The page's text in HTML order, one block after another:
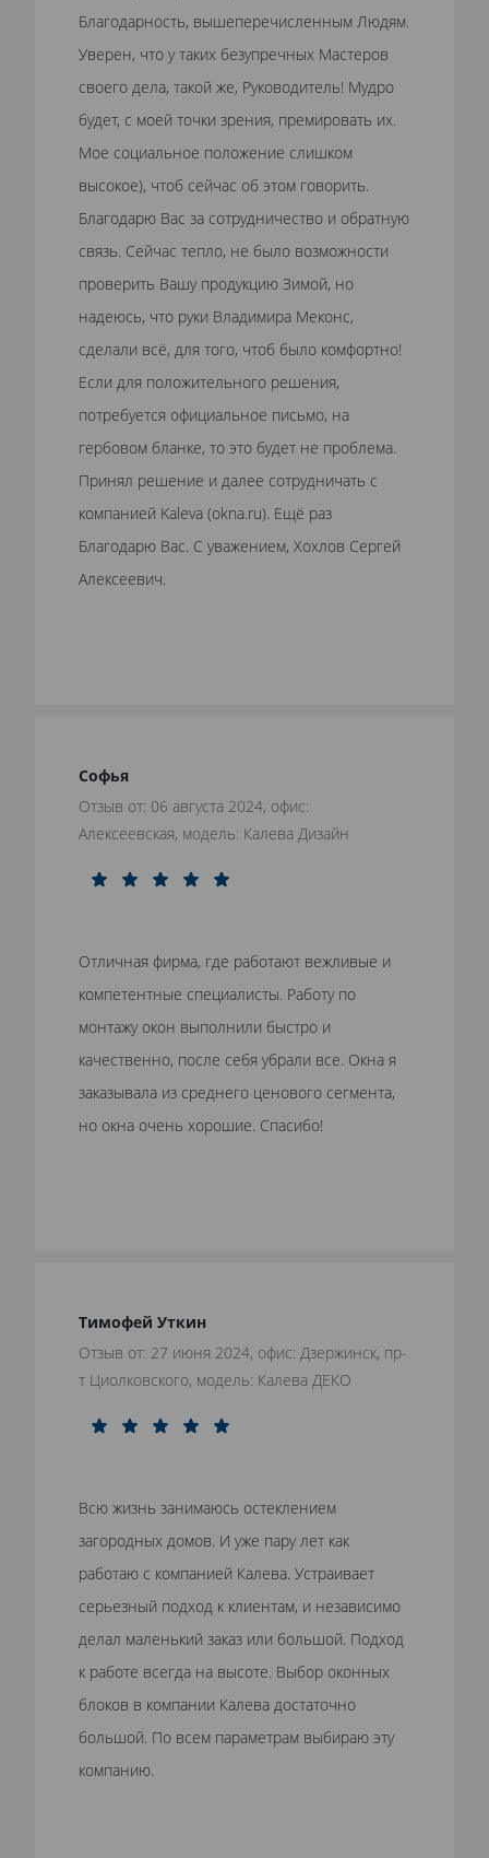
Благодарность, вышеперечисленным Людям.
Уверен, что у таких безупречных Мастеров
своего дела, такой же, Руководитель! Мудро
будет, с моей точки зрения, премировать их.
Мое социальное положение слишком
высокое), чтоб сейчас об этом говорить.
Благодарю Вас за сотрудничество и обратную
связь. Сейчас тепло, не было возможности
проверить Вашу продукцию Зимой, но
надеюсь, что руки Владимира Меконс,
сделали всё, для того, чтоб было комфортно!
Если для положительного решения,
потребуется официальное письмо, на
гербовом бланке, то это будет не проблема.
Принял решение и далее сотрудничать с
компанией Kaleva (okna.ru). Ещё раз
Благодарю Вас. С уважением, Хохлов Сергей
Алексеевич.
Софья
Отзыв от: 06 августа 2024, офис:
Алексеевская, модель: Калева Дизайн
Отличная фирма, где работают вежливые и
компетентные специалисты. Работу по
монтажу окон выполнили быстро и
качественно, после себя убрали все. Окна я
заказывала из среднего ценового сегмента,
но окна очень хорошие. Спасибо!
Тимофей Уткин
Отзыв от: 27 июня 2024, офис: Дзержинск, пр-
т Циолковского, модель: Калева ДЕКО
Всю жизнь занимаюсь остеклением
загородных домов. И уже пару лет как
работаю с компанией Калева. Устраивает
серьезный подход к клиентам, и независимо
делал маленький заказ или большой. Подход
к работе всегда на высоте. Выбор оконных
блоков в компании Калева достаточно
большой. По всем параметрам выбираю эту
компанию.